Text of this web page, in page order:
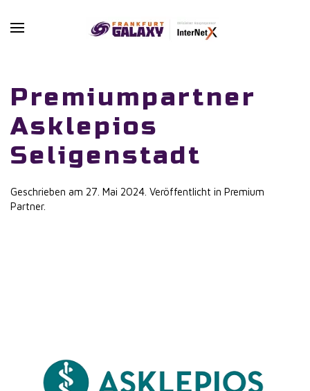
Skip to main content
Premiumpartner
Asklepios
Seligenstadt
Geschrieben am 27. Mai 2024 . Veröffentlicht in Premium
Partner.